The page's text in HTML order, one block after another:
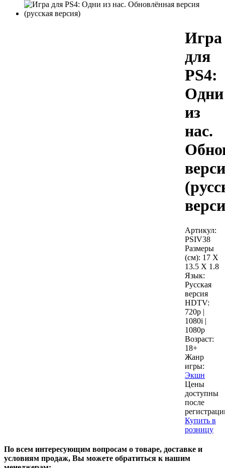
Игра
для
PS4:
Одни
из
нас.
Артикул:
PSIV38
Размеры
(см): 17 X
13.5 X 1.8
Язык:
Русская
версия
HDTV:
720p |
1080i |
1080p
Возраст:
18+
Жанр
игры:
Экшн
Цены
доступны
после
Купить в
розницу
По всем интересующим вопросам о товаре, доставке и
условиям продаж, Вы можете обратиться к нашим